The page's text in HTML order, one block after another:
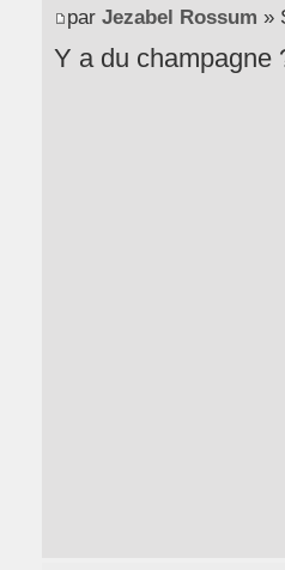
par Jezabel Rossum »
Y a du champagne